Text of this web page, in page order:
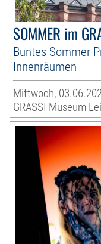
SOMMER im
Buntes Sommer-
Innenräumen
Mittwoch,
GRASSI Museum